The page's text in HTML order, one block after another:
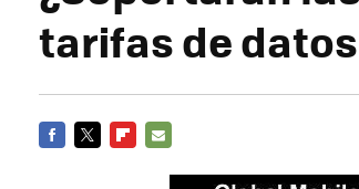
tarifas de